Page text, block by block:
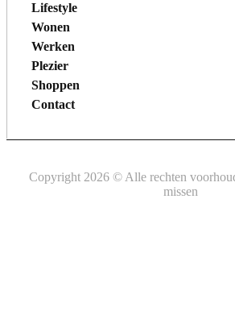
Lifestyle
Wonen
Werken
Plezier
Shoppen
Contact
Copyright 2026 © Alle rechten
missen